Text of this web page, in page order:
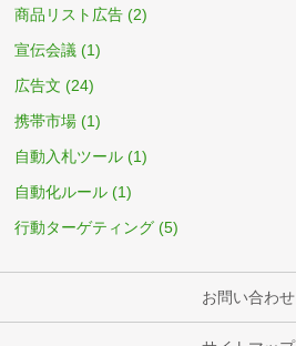
商品リスト広告 (2)
宣伝会議 (1)
広告文 (24)
携帯市場 (1)
自動入札ツール (1)
自動化ルール (1)
行動ターゲティング (5)
お問い合わせ